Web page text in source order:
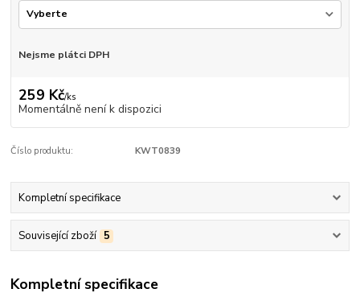
Nejsme plátci DPH
259 Kč/ks
Momentálně není k dispozici
Číslo produktu: KWT0839
Kompletní specifikace
Související zboží 5
Kompletní specifikace